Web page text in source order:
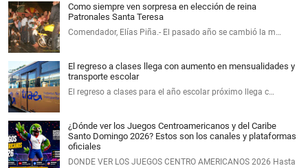
Como siempre ven sorpresa en elección de reina
Patronales Santa Teresa
Comendador, Elías Piña.- El pasado año se cambió la m…
El regreso a clases llega con aumento en mensualidades y
transporte escolar
El regreso a clases para el año escolar próximo llega c…
¿Dónde ver los Juegos Centroamericanos y del Caribe
Santo Domingo 2026? Estos son los canales y plataformas
oficiales
DONDE VER LOS JUEGOS CENTRO AMERICANOS 2026 Hasta